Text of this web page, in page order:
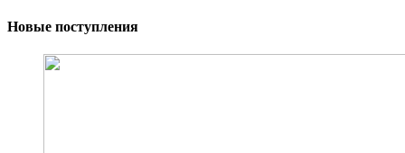
Новые поступления